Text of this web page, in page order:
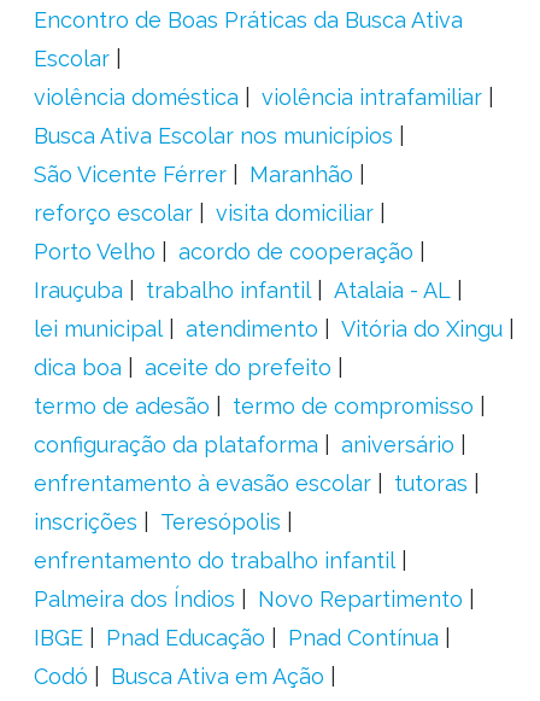
Encontro de Boas Práticas da Busca Ativa
Escolar
violência doméstica
violência intrafamiliar
Busca Ativa Escolar nos municípios
São Vicente Férrer
Maranhão
reforço escolar
visita domiciliar
Porto Velho
acordo de cooperação
Irauçuba
trabalho infantil
Atalaia - AL
lei municipal
atendimento
Vitória do Xingu
dica boa
aceite do prefeito
termo de adesão
termo de compromisso
configuração da plataforma
aniversário
enfrentamento à evasão escolar
tutoras
inscrições
Teresópolis
enfrentamento do trabalho infantil
Palmeira dos Índios
Novo Repartimento
IBGE
Pnad Educação
Pnad Contínua
Codó
Busca Ativa em Ação